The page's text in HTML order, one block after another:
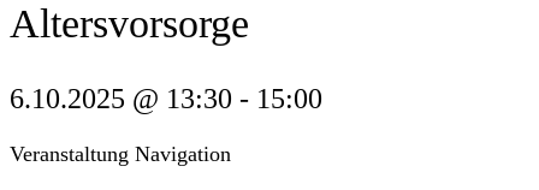
Altersvorsorge
6.10.2025 @ 13:30 - 15:00
Veranstaltung Navigation